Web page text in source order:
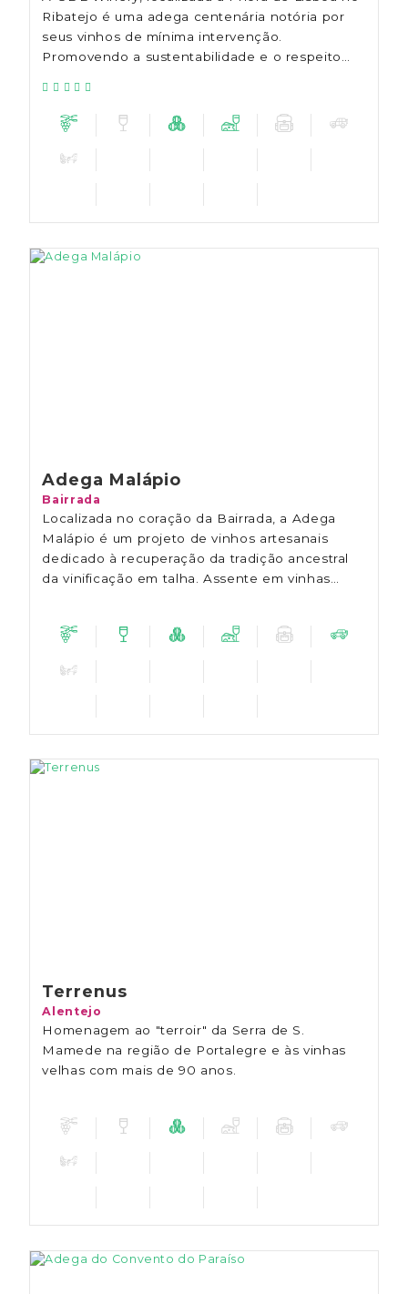
Ribatejo é uma adega centenária notória por
seus vinhos de mínima intervenção.
Promovendo a sustentabilidade e o respeito
natureza proporciona momentos memorávei
Adega Malápio
Bairrada
Localizada no coração da Bairrada, a Adega
Malápio é um projeto de vinhos artesanais
dedicado à recuperação da tradição ancestral
da vinificação em talha. Assente em vinhas
Terrenus
Alentejo
Homenagem ao "terroir" da Serra de S.
Mamede na região de Portalegre e às vinhas
velhas com mais de 90 anos.